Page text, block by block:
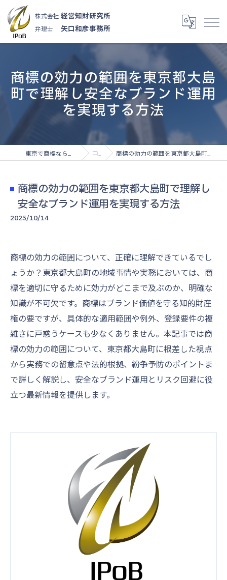
株式会社 経営知財研究所
弁理士 矢口和彦事務所
商標の効力の範囲を東京都大島
町で理解し安全なブランド運用
を実現する方法
コラム 商標の効力の範囲を東京都大島町で理解し安全なブランド運用を実現する方法
商標の効力の範囲を東京都大島町で理解し
安全なブランド運用を実現する方法
2025/10/14
商標の効力の範囲について、正確に理解できているでし
ょうか？東京都大島町の地域事情や実務においては、商
標を適切に守るために効力がどこまで及ぶのか、明確な
知識が不可欠です。商標はブランド価値を守る知的財産
権の要ですが、具体的な適用範囲や例外、登録要件の複
雑さに戸惑うケースも少なくありません。本記事では商
標の効力の範囲について、東京都大島町に根差した視点
から実務での留意点や法的根拠、紛争予防のポイントま
で詳しく解説し、安全なブランド運用とリスク回避に役
立つ最新情報を提供します。